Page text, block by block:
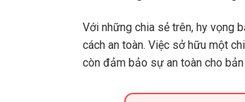
Với những chia sẻ trên, hy vọng
cách an toàn. Việc sở hữu một
còn đảm bảo sự an toàn cho